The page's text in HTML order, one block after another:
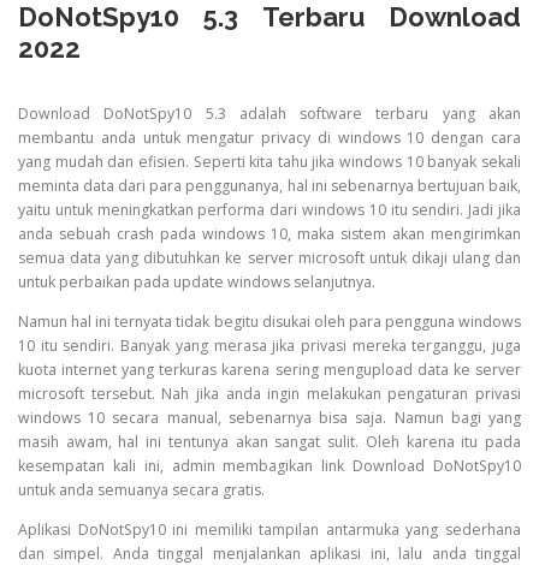
DoNotSpy10 5.3 Terbaru Download
2022
Download DoNotSpy10 5.3 adalah software terbaru yang akan
membantu anda untuk mengatur privacy di windows 10 dengan cara
yang mudah dan efisien. Seperti kita tahu jika windows 10 banyak sekali
meminta data dari para penggunanya, hal ini sebenarnya bertujuan baik,
yaitu untuk meningkatkan performa dari windows 10 itu sendiri. Jadi jika
anda sebuah crash pada windows 10, maka sistem akan mengirimkan
semua data yang dibutuhkan ke server microsoft untuk dikaji ulang dan
untuk perbaikan pada update windows selanjutnya.
Namun hal ini ternyata tidak begitu disukai oleh para pengguna windows
10 itu sendiri. Banyak yang merasa jika privasi mereka terganggu, juga
kuota internet yang terkuras karena sering mengupload data ke server
microsoft tersebut. Nah jika anda ingin melakukan pengaturan privasi
windows 10 secara manual, sebenarnya bisa saja. Namun bagi yang
masih awam, hal ini tentunya akan sangat sulit. Oleh karena itu pada
kesempatan kali ini, admin membagikan link Download DoNotSpy10
untuk anda semuanya secara gratis.
Aplikasi DoNotSpy10 ini memiliki tampilan antarmuka yang sederhana
dan simpel. Anda tinggal menjalankan aplikasi ini, lalu anda tinggal